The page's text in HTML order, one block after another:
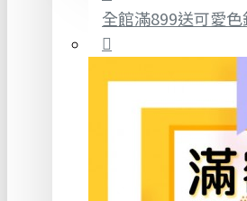
全館滿899送可愛